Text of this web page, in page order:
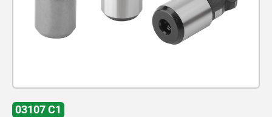
03107 C1